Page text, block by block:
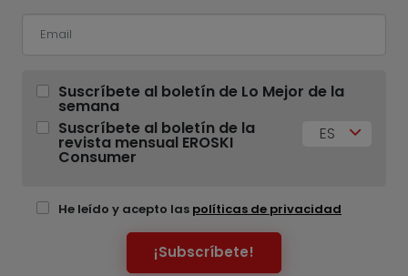
Suscríbete al boletín de Lo Mejor de la
semana
Suscríbete al boletín de la
revista mensual EROSKI
Consumer
ES
He leído y acepto las políticas de privacidad
¡Subscríbete!